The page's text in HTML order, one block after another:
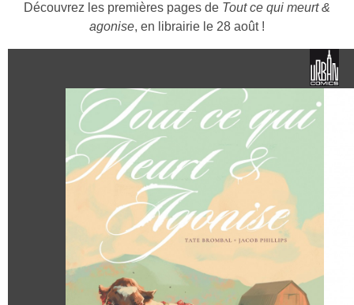
Découvrez les premières pages de Tout ce qui meurt &
agonise, en librairie le 28 août !